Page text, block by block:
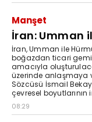
Manşet
İran: Umman
İran, Umman ile
boğazdan ticari
amacıyla
üzerinde anlaşmaya
Sözcüsü İsmail
çevresel
08:29